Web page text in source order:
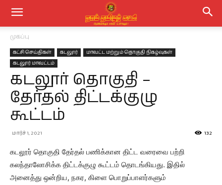
முகப்பு
கட்சி செய்திகள் கடலூர்
மாவட்ட மற்றும் தொகுதி நிகழ்வுகள்
கடலூர் மாவட்டம்
கடலூர் தொகுதி –
தேர்தல் திட்டக்குழு
கூட்டம்
மார்ச் 1, 2021 132
கடலூர் தொகுதி தேர்தல் பணிக்கான திட்ட வரைவை பற்றி
கலந்தாலோசிக்க திட்டக்குழு கூட்டம் தொடங்கியது. இதில்
அனைத்து ஒன்றிய, நகர, கிளை பொறுப்பாளர்களும்